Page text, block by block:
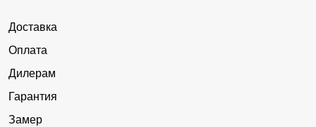
Доставка
Оплата
Дилерам
Гарантия
Замер